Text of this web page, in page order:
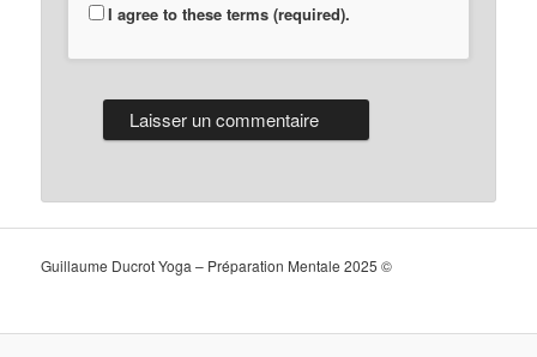
I agree to these terms (required).
Guillaume Ducrot Yoga – Préparation Mentale 2025 ©